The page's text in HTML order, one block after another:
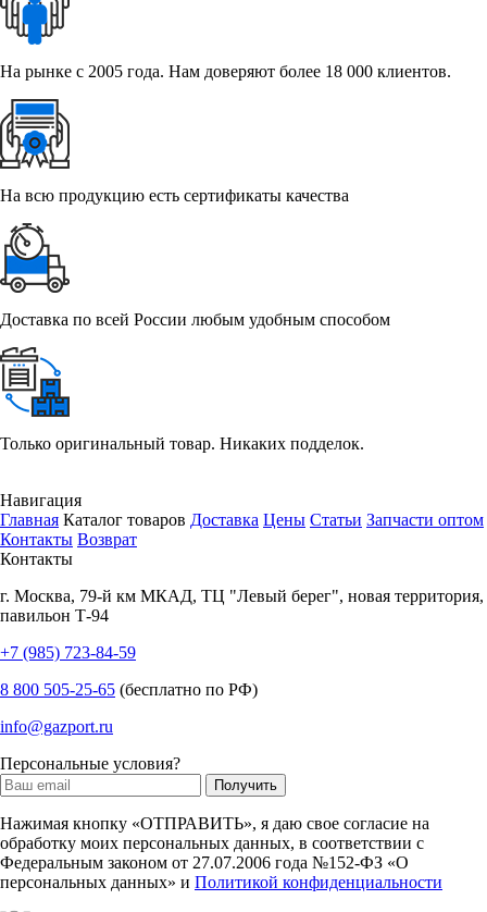
На рынке с 2005 года. Нам доверяют более 18 000 клиентов.
На всю продукцию есть сертификаты качества
Доставка по всей России любым удобным способом
Только оригинальный товар. Никаких подделок.
Навигация
Главная Каталог товаров Доставка Цены Статьи Запчасти оптом
Контакты Возврат
Контакты
г. Москва, 79-й км МКАД, ТЦ "Левый берег", новая территория,
павильон Т-94
+7 (985) 723-84-59
8 800 505-25-65 (бесплатно по РФ)
info@gazport.ru
Персональные условия?
Нажимая кнопку «ОТПРАВИТЬ», я даю свое согласие на
обработку моих персональных данных, в соответствии с
Федеральным законом от 27.07.2006 года №152-ФЗ «О
персональных данных» и Политикой конфиденциальности